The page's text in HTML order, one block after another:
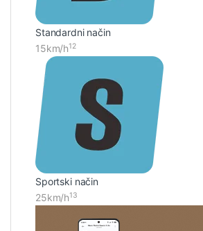
Standardni način
15km/h12
Sportski način
25km/h13